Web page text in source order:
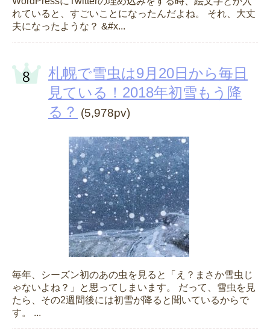
れていると、すごいことになったんだよね。 それ、大丈
夫になったような？ &#x...
札幌で雪虫は9月20日から毎日
見ている！2018年初雪もう降
る？ (5,978pv)
毎年、シーズン初のあの虫を見ると「え？まさか雪虫じ
ゃないよね？」と思ってしまいます。 だって、雪虫を見
たら、その2週間後には初雪が降ると聞いているからで
す。 ...